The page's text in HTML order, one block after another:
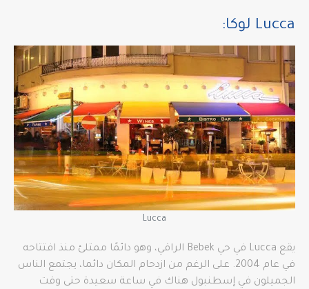
Lucca لوكا:
Lucca
يقع Lucca في حي Bebek الراقي، وهو دائمًا ممتلئ منذ افتتاحه
في عام 2004. على الرغم من ازدحام المكان دائما، يجتمع الناس
الجميلون في إسطنبول هناك في ساعة سعيدة حتى وقت